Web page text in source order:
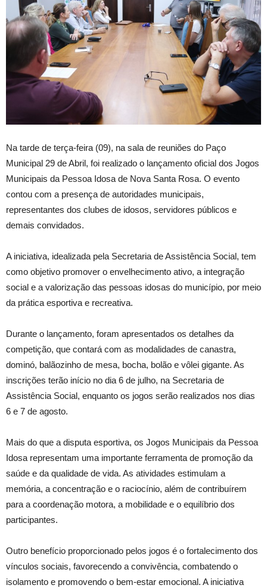
Na tarde de terça-feira (09), na sala de reuniões do Paço
Municipal 29 de Abril, foi realizado o lançamento oficial dos Jogos
Municipais da Pessoa Idosa de Nova Santa Rosa. O evento
contou com a presença de autoridades municipais,
representantes dos clubes de idosos, servidores públicos e
demais convidados.
A iniciativa, idealizada pela Secretaria de Assistência Social, tem
como objetivo promover o envelhecimento ativo, a integração
social e a valorização das pessoas idosas do município, por meio
da prática esportiva e recreativa.
Durante o lançamento, foram apresentados os detalhes da
competição, que contará com as modalidades de canastra,
dominó, balãozinho de mesa, bocha, bolão e vôlei gigante. As
inscrições terão início no dia 6 de julho, na Secretaria de
Assistência Social, enquanto os jogos serão realizados nos dias
6 e 7 de agosto.
Mais do que a disputa esportiva, os Jogos Municipais da Pessoa
Idosa representam uma importante ferramenta de promoção da
saúde e da qualidade de vida. As atividades estimulam a
memória, a concentração e o raciocínio, além de contribuírem
para a coordenação motora, a mobilidade e o equilíbrio dos
participantes.
Outro benefício proporcionado pelos jogos é o fortalecimento dos
vínculos sociais, favorecendo a convivência, combatendo o
isolamento e promovendo o bem-estar emocional. A iniciativa